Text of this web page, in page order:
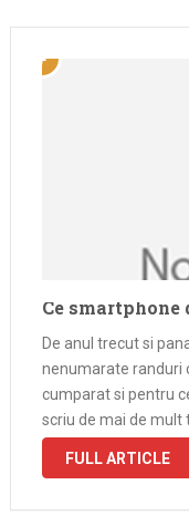
Ce smartphone
De anul trecut si
nenumarate randuri
cumparat si pentru
scriu de mai de mult
program cum n-am
FULL ARTICLE